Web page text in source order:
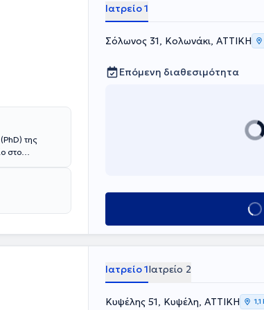
της
στο
και Βόννης
εκπόνησε τη
και
Τέλος, έχει
στην
Ιατρείο 1
Σόλωνος 31, Κολωνάκι, ΑΤΤΙΚΗ
Επόμενη διαθεσιμότητα
Κλείσε
Ιατρείο 1Ιατρείο 2
Κυψέλης 51, Κυψέλη, ΑΤΤΙΚΗ 1,1